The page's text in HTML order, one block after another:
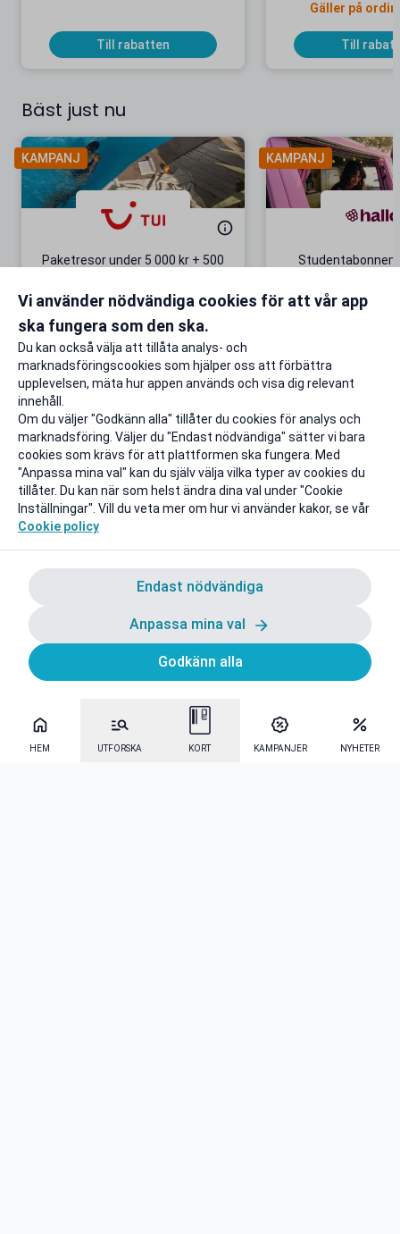
HEM UTFORSKA KORT KAMPANJER NYHETER
Till rabatten
Gäller på
Till
Bäst just nu
KAMPANJ
Paketresor under 5 000 kr + 500
Gäller även på redan prissänkta
Till rabatten
KAMPANJ
+ 20 GB
Vi använder nödvändiga cookies för att vår app
ska fungera som den ska.
Du kan också välja att tillåta analys- och
marknadsföringscookies som hjälper oss att förbättra
upplevelsen, mäta hur appen används och visa dig relevant
innehåll.
Om du väljer "Godkänn alla" tillåter du cookies för analys och
marknadsföring. Väljer du "Endast nödvändiga" sätter vi bara
cookies som krävs för att plattformen ska fungera. Med
"Anpassa mina val" kan du själv välja vilka typer av cookies du
tillåter. Du kan när som helst ändra dina val under "Cookie
Inställningar". Vill du veta mer om hur vi använder kakor, se vår
Cookie policy
Endast nödvändiga
Anpassa mina val
Godkänn alla